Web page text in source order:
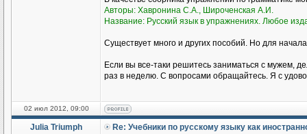
Авторы: Хавронина С.А., Широченская А.И.
Название: Русский язык в упражнениях. Любое
Существует много и других пособий. Но для
Если вы все-таки решитесь заниматься с мужем,
раз в неделю. С вопросами обращайтесь. Я с
02 июл 2012, 09:00
Julia Triumph
Re: Учебники по русскому языку как